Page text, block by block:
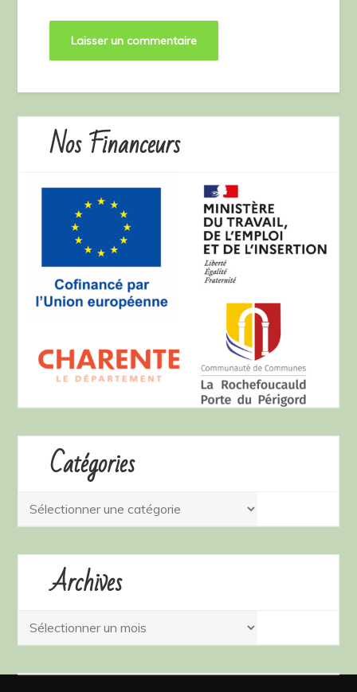
Nos Financeurs
Catégories
Catégories
Archives
Archives